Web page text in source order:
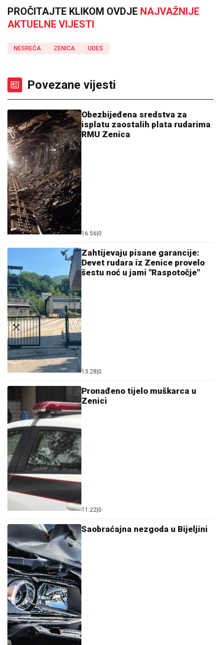
PROČITAJTE KLIKOM OVDJE NAJVAŽNIJE
AKTUELNE VIJESTI
NESREĆA ZENICA UDES
Povezane vijesti
Obezbijeđena sredstva za
isplatu zaostalih plata rudarima
RMU Zenica
16:56 0
Zahtijevaju pisane garancije:
Devet rudara iz Zenice provelo
šestu noć u jami "Raspotočje"
13:28 0
Pronađeno tijelo muškarca u
Zenici
11:22 0
Saobraćajna nezgoda u Bijeljini